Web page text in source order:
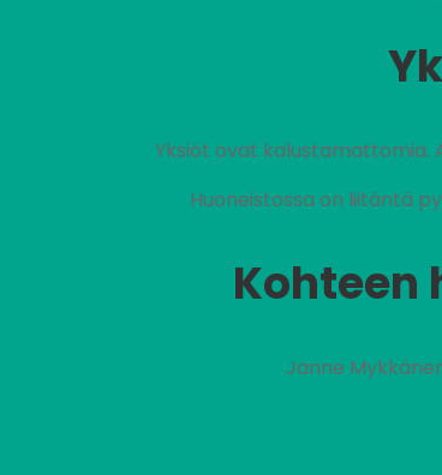
Yksiöt ovat kalustamattomia.
Huoneistossa on liitäntä
Kohteen
Janne